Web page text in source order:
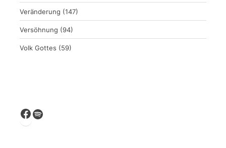
Veränderung (147)
Versöhnung (94)
Volk Gottes (59)
Facebook
Spotify